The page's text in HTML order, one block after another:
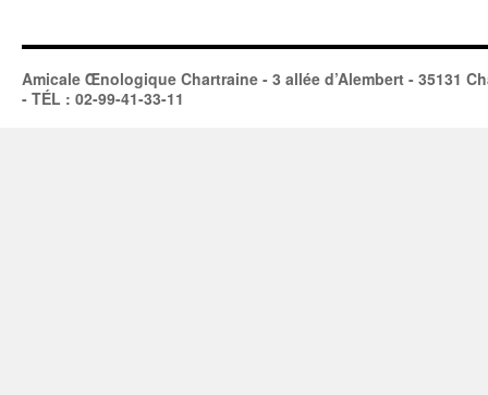
Amicale Œnologique Chartraine - 3 allée d’Alembert - 35131
- TÉL : 02-99-41-33-11